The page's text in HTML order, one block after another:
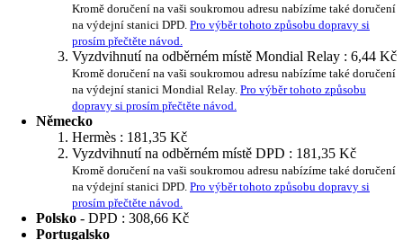
Kromě doručení na vaši soukromou adresu nabízíme také doručení
na výdejní stanici DPD. Pro výběr tohoto způsobu dopravy si
prosím přečtěte návod.
Vyzdvihnutí na odběrném místě Mondial Relay : 6,44 Kč
Kromě doručení na vaši soukromou adresu nabízíme také doručení
na výdejní stanici Mondial Relay. Pro výběr tohoto způsobu
dopravy si prosím přečtěte návod.
Německo
Hermès : 181,35 Kč
Vyzdvihnutí na odběrném místě DPD : 181,35 Kč
Kromě doručení na vaši soukromou adresu nabízíme také doručení
na výdejní stanici DPD. Pro výběr tohoto způsobu dopravy si
prosím přečtěte návod.
Polsko - DPD : 308,66 Kč
Portugalsko